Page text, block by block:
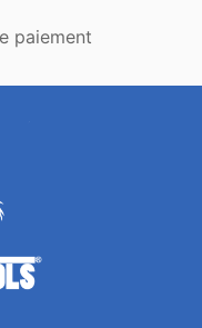
paiement